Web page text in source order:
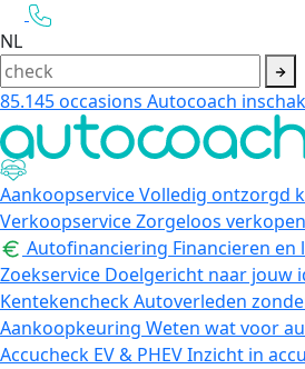
NL
85.145occasions Autocoach
AankoopserviceVolledig ontzorgd
VerkoopserviceZorgeloos
Autofinanciering Financieren en
Zoekservice Doelgericht naar jouw
KentekencheckAutoverleden
Aankoopkeuring Weten wat voor
Accucheck EV & PHEVInzicht in